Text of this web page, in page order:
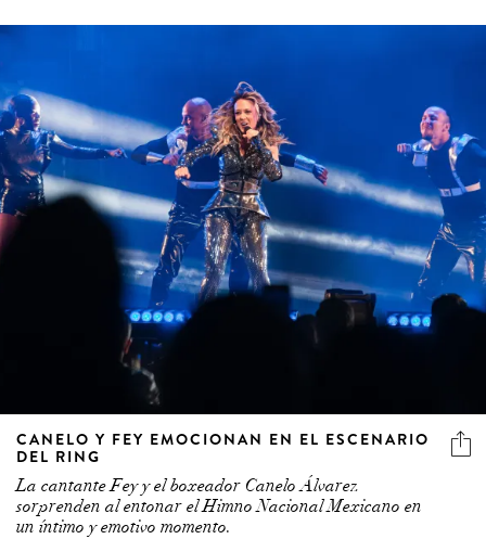
CANELO Y FEY EMOCIONAN EN EL ESCENARIO
DEL RING
La cantante Fey y el boxeador Canelo Álvarez
sorprenden al entonar el Himno Nacional Mexicano en
un íntimo y emotivo momento.